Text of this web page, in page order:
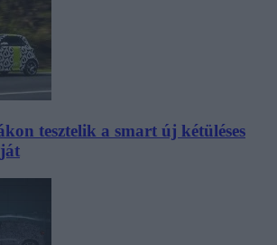
tesztelik a smart új kétüléses